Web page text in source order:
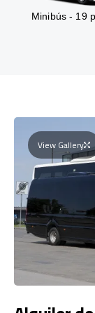
Minibús - 19
View Gallery